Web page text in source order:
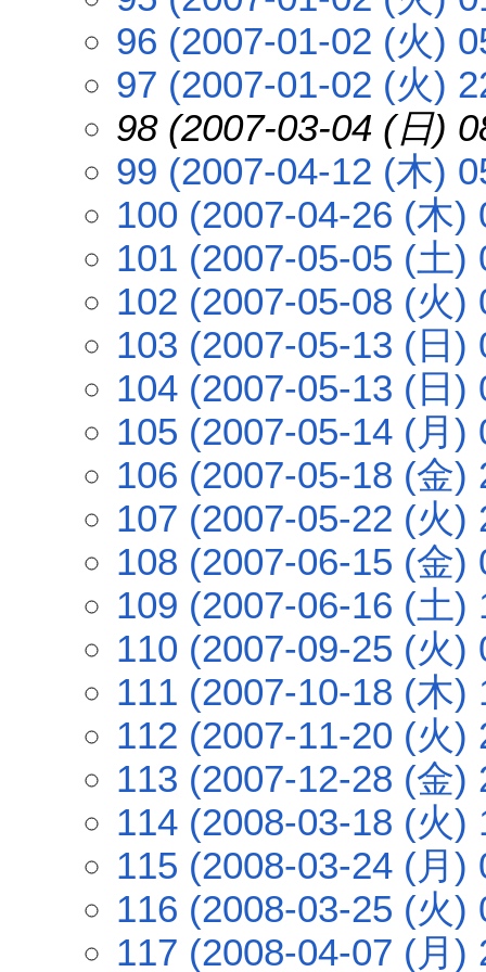
96 (2007-01-02 (火)
97 (2007-01-02 (火)
98 (2007-03-04 (日)
99 (2007-04-12 (木)
100 (2007-04-26 (木)
101 (2007-05-05 (土)
102 (2007-05-08 (火)
103 (2007-05-13 (日)
104 (2007-05-13 (日)
105 (2007-05-14 (月)
106 (2007-05-18 (金)
107 (2007-05-22 (火)
108 (2007-06-15 (金)
109 (2007-06-16 (土)
110 (2007-09-25 (火)
111 (2007-10-18 (木)
112 (2007-11-20 (火)
113 (2007-12-28 (金)
114 (2008-03-18 (火)
115 (2008-03-24 (月)
116 (2008-03-25 (火)
117 (2008-04-07 (月)